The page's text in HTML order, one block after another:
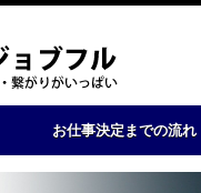
お仕事決定までの流れ